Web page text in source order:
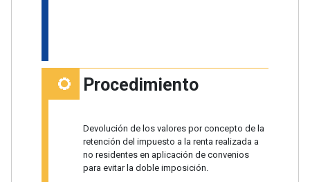
Procedimiento
Devolución de los valores por concepto de la
retención del impuesto a la renta realizada a
no residentes en aplicación de convenios
para evitar la doble imposición.